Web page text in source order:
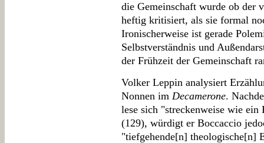
die Gemeinschaft wurde ob der
heftig kritisiert, als sie formal
Ironischerweise ist gerade
Selbstverständnis und
der Frühzeit der Gemeinschaft
Volker Leppin analysiert
Nonnen im Decamerone.
lese sich "streckenweise wie
(129), würdigt er Boccaccio
"tiefgehende[n] theologische[n]